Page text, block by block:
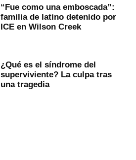
“Fue como una emboscada”:
familia de latino detenido por
ICE en Wilson Creek
¿Qué es el síndrome del
superviviente? La culpa tras
una tragedia